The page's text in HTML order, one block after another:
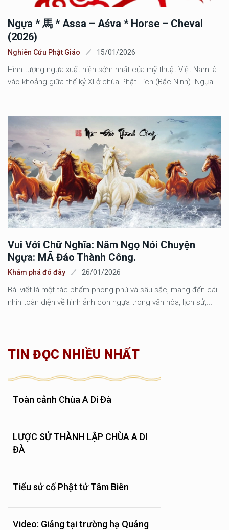
Ngựa * 馬 * Assa – Aśva * Horse – Cheval
(2026)
Nghiên Cứu Phật Giáo 15/01/2026
Hình tượng ngựa xuất hiện sớm nhất của mỹ thuật Việt Nam là
vào khoảng giữa thế kỷ XI ở chùa Phật Tích (Bắc Ninh). Ngựa...
Vui Với Chữ Nghĩa: Năm Ngọ Nói Chuyện
Ngựa: MÃ Đáo Thành Công.
Khám phá đó đây 26/01/2026
Bài viết là một tác phẩm phong phú và sâu sắc, mang đến cái
nhìn toàn diện về hình ảnh con ngựa trong văn hóa, lịch sử,...
TIN ĐỌC NHIỀU NHẤT
Toàn cảnh Chùa A Di Đà
LƯỢC SỬ THÀNH LẬP CHÙA A DI
ĐÀ
Tiểu sử cố Phật tử Tâm Biên
Video: Giảng tại trường hạ Quảng